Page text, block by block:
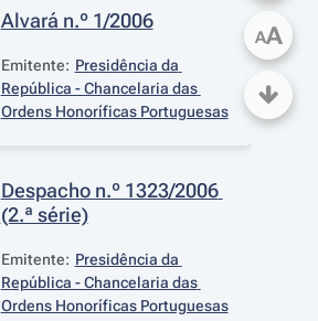
Alvará n.º 1/2006
Emitente: Presidência da
República - Chancelaria das
Ordens Honoríficas Portuguesas
Despacho n.º 1323/2006
(2.ª série)
Emitente: Presidência da
República - Chancelaria das
Ordens Honoríficas Portuguesas
AA